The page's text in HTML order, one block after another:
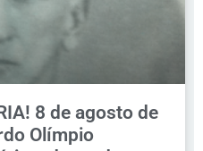
8 de agosto de
Olímpio